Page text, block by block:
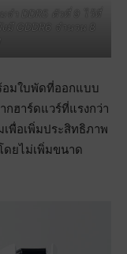
จำ DDR5 ตัวที่ 9 ไว้ที่
มี GDDR6 จำนวน 8
มใบพัดที่ออกแบบ
ฮาร์ดแวร์ที่แรงกว่า
เพื่อเพิ่มประสิทธิภาพ
ดยไม่เพิ่มขนาด